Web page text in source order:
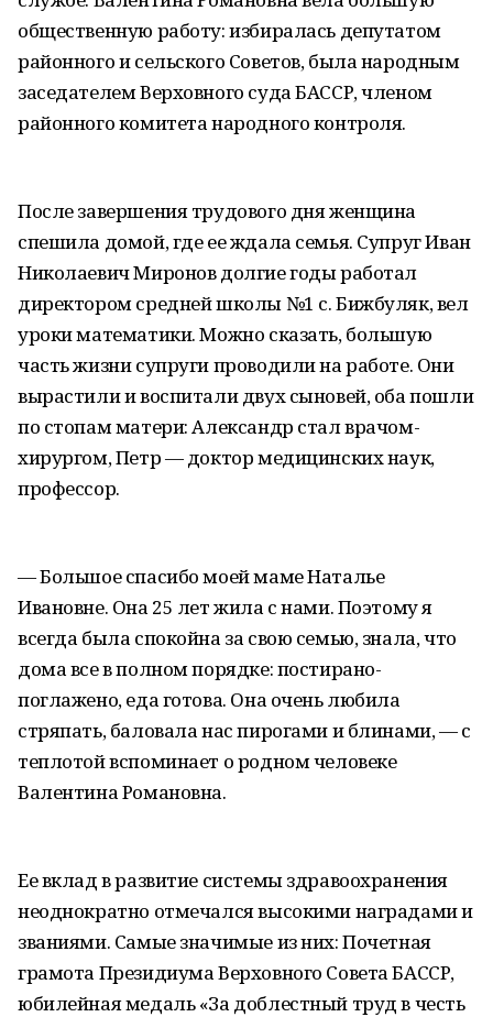
общественную работу: избиралась депутатом
районного и сельского Советов, была народным
заседателем Верховного суда БАССР, членом
районного комитета народного контроля.
После завершения трудового дня женщина
спешила домой, где ее ждала семья. Супруг Иван
Николаевич Миронов долгие годы работал
директором средней школы №1 с. Бижбуляк, вел
уроки математики. Можно сказать, большую
часть жизни супруги проводили на работе. Они
вырастили и воспитали двух сыновей, оба пошли
по стопам матери: Александр стал врачом-
хирургом, Петр — доктор медицинских наук,
профессор.
— Большое спасибо моей маме Наталье
Ивановне. Она 25 лет жила с нами. Поэтому я
всегда была спокойна за свою семью, знала, что
дома все в полном порядке: постирано-
поглажено, еда готова. Она очень любила
стряпать, баловала нас пирогами и блинами, — с
теплотой вспоминает о родном человеке
Валентина Романовна.
Ее вклад в развитие системы здравоохранения
неоднократно отмечался высокими наградами и
званиями. Самые значимые из них: Почетная
грамота Президиума Верховного Совета БАССР,
юбилейная медаль «За доблестный труд в честь